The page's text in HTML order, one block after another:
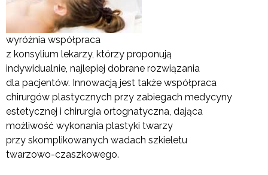
wyróżnia współpraca
z konsylium lekarzy, którzy proponują
indywidualnie, najlepiej dobrane rozwiązania
dla pacjentów. Innowacją jest także współpraca
chirurgów plastycznych przy zabiegach medycyny
estetycznej i chirurgia ortognatyczna, dająca
możliwość wykonania plastyki twarzy
przy skomplikowanych wadach szkieletu
twarzowo-czaszkowego.